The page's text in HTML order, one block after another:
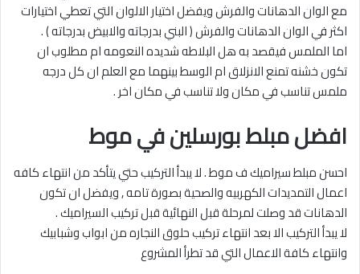
مع الوان الدهانات والفرش ويفضل اختيار الالوان التي تعطي اختيارات
اكثر في الوان الدهانات والفرش ( البني بدرجاته والابيض بدرجاته ) .
اما الملمس فيقصد به هل البلاطه شديده النعومه ام مطلوب ان
تكون خشنه تمنع الانزلاق ام الوسط بينهما مع العلم ان كل درجه
ملمس تناسب في مكان ولا تناسب في مكان اخر .
افضل مبلط بورسلين في موط
احسن مبلط سيراميك ف موط . لا يبدأ التركيب حتي يتأكد من انتهاء كافه
اعمال التمديدات الكهربيه والصحية بصورة تامه , ويفضل ان تكون
الدهانات قد وصلت لمرحلة قبل النهائية قبل تركيب السيراميك .
لا يبدأ التركيب الا بعد انتهاء تركيب حلوق النجاره من ابواب وشبابيك
وانتهاء كافة الاعمال التي قد تطرأ المشروع